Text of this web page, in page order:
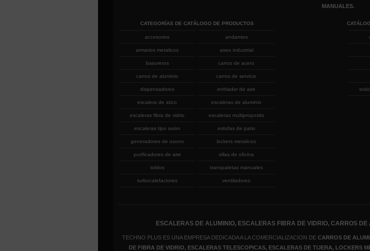
MANUALES.
CATEGORÍAS DE CATÁLOGO DE PRODUCTOS
accesorios andamios
armarios metalicos aseo industrial
basureros carros de acero
carros de aluminio carros de servicio
dispensadores enfriador de aire
escalera de atico escaleras de aluminio
escaleras fibra de vidrio escaleras multiproposito
escaleras tipo avion estufas de patio
generadores de ozono lockers metalicos
purificadores de aire sillas de oficina
toldos transpaletas manuales
turbocalefactores ventiladores
ESCALERAS DE ALUMINIO, ESCALERAS FIBRA DE VIDRIO, CARROS
TECHNO PLUS ES UNA EMPRESA DEDICADA A LA COMERCIALIZACION DE CARROS DE
DE FIBRA DE VIDRIO, ESCALERAS TELESCOPICAS, ESCALERAS DE TIJERA, LOCKERS